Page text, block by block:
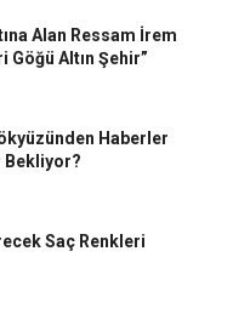
Alan Ressam İrem
Göğü Altın Şehir”
Haberler
Bekliyor?
Saç Renkleri